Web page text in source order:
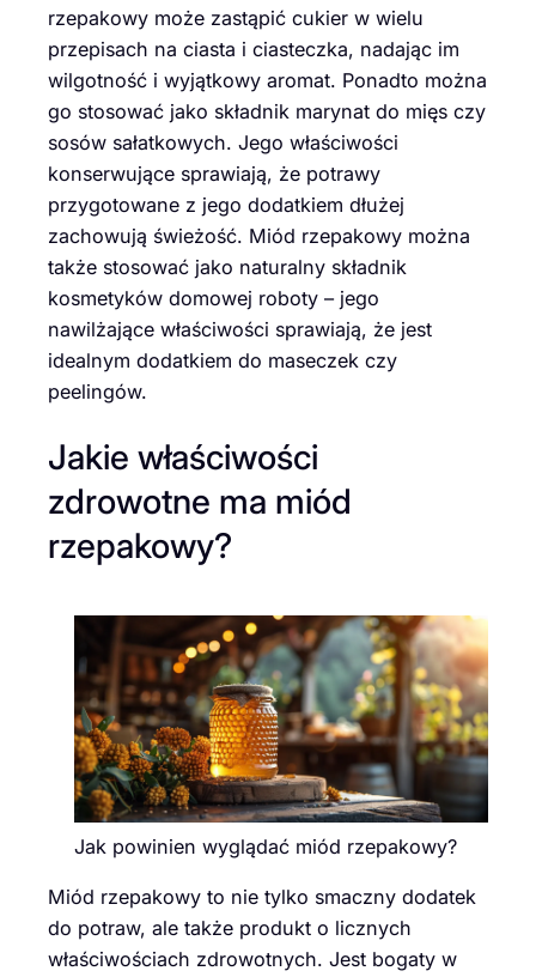
rzepakowy może zastąpić cukier w wielu
przepisach na ciasta i ciasteczka, nadając im
wilgotność i wyjątkowy aromat. Ponadto można
go stosować jako składnik marynat do mięs czy
sosów sałatkowych. Jego właściwości
konserwujące sprawiają, że potrawy
przygotowane z jego dodatkiem dłużej
zachowują świeżość. Miód rzepakowy można
także stosować jako naturalny składnik
kosmetyków domowej roboty – jego
nawilżające właściwości sprawiają, że jest
idealnym dodatkiem do maseczek czy
peelingów.
Jakie właściwości
zdrowotne ma miód
rzepakowy?
Jak powinien wyglądać miód rzepakowy?
Miód rzepakowy to nie tylko smaczny dodatek
do potraw, ale także produkt o licznych
właściwościach zdrowotnych. Jest bogaty w